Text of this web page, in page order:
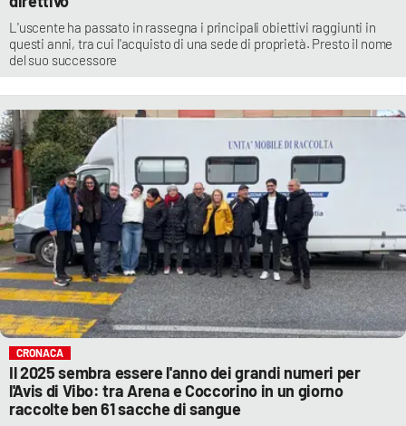
L'uscente ha passato in rassegna i principali obiettivi raggiunti in
questi anni, tra cui l'acquisto di una sede di proprietà. Presto il nome
del suo successore
CRONACA
Il 2025 sembra essere l'anno dei grandi numeri per
l'Avis di Vibo: tra Arena e Coccorino in un giorno
raccolte ben 61 sacche di sangue